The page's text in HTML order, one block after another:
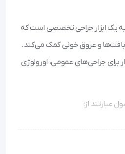
یک ابزار جراحی تخصصی است که
بافت‌ها و عروق خونی کمک می‌کند.
برای جراحی‌های عمومی، اورولوژی
عبارتند از:
بدون آسیب مهار کرده و از نشت